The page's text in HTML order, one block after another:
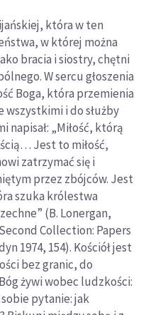
która w ten
w której można
bracia i siostry, chętni
W sercu głoszenia
Boga, która przemienia
wszystkimi i do służby
„Miłość, którą
Jest to miłość,
zatrzymać się i
przez zbójców. Jest
szuka królestwa
(B. Lonergan,
Collection: Papers
1974, 154). Kościół jest
bez granic, do
żywi wobec ludzkości:
pytanie: jak